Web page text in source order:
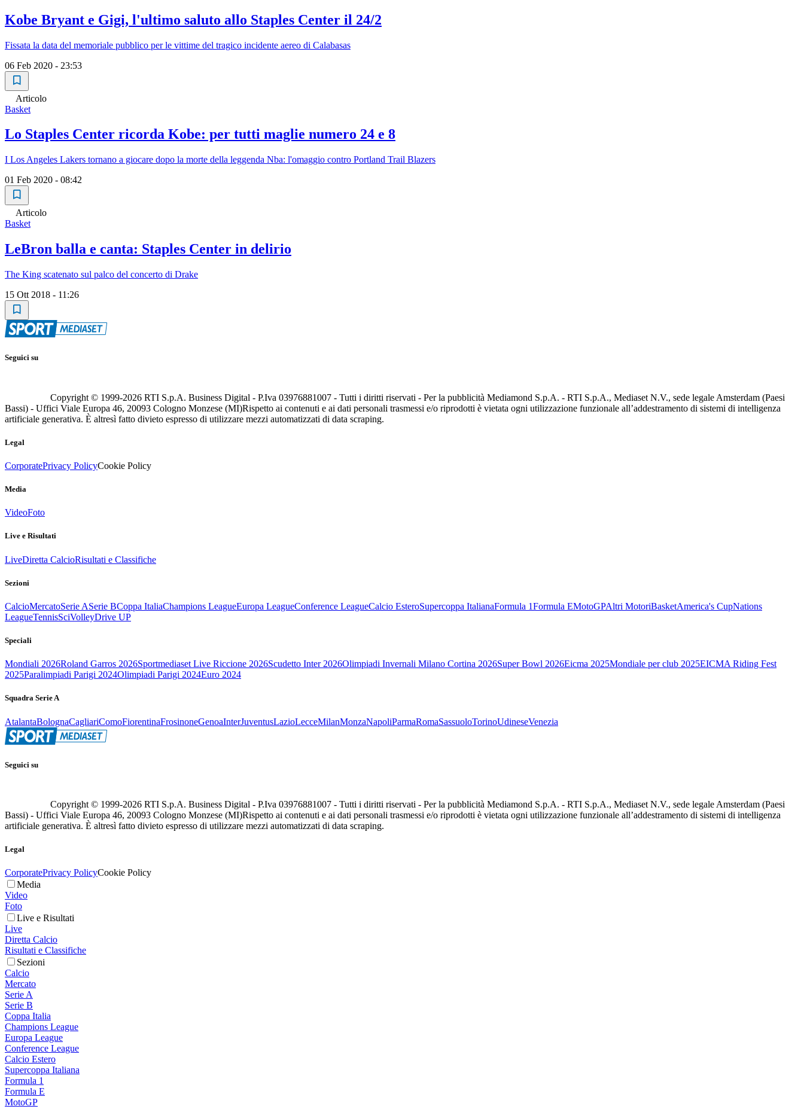
Kobe Bryant e Gigi, l'ultimo saluto allo Staples Center il 24/2
Fissata la data del memoriale pubblico per le vittime del tragico incidente aereo di Calabasas
06 Feb 2020 - 23:53
Articolo
Basket
Lo Staples Center ricorda Kobe: per tutti maglie numero 24 e 8
I Los Angeles Lakers tornano a giocare dopo la morte della leggenda Nba: l'omaggio contro Portland Trail Blazers
01 Feb 2020 - 08:42
Articolo
Basket
LeBron balla e canta: Staples Center in delirio
The King scatenato sul palco del concerto di Drake
15 Ott 2018 - 11:26
Seguici su
Copyright © 1999-2026 RTI S.p.A. Business Digital - P.Iva 03976881007 - Tutti i diritti riservati - Per la pubblicità Mediamond S.p.A. - RTI S.p.A., Mediaset N.V., sede legale Amsterdam (Paesi
Bassi) - Uffici Viale Europa 46, 20093 Cologno Monzese (MI)Rispetto ai contenuti e ai dati personali trasmessi e/o riprodotti è vietata ogni utilizzazione funzionale all’addestramento di sistemi di intelligenza
artificiale generativa. È altresì fatto divieto espresso di utilizzare mezzi automatizzati di data scraping.
Legal
CorporatePrivacy PolicyCookie Policy
Media
VideoFoto
Live e Risultati
LiveDiretta CalcioRisultati e Classifiche
Sezioni
CalcioMercatoSerie ASerie BCoppa ItaliaChampions LeagueEuropa LeagueConference LeagueCalcio EsteroSupercoppa ItalianaFormula 1Formula EMotoGPAltri MotoriBasketAmerica's CupNations
LeagueTennisSciVolleyDrive UP
Speciali
Mondiali 2026Roland Garros 2026Sportmediaset Live Riccione 2026Scudetto Inter 2026Olimpiadi Invernali Milano Cortina 2026Super Bowl 2026Eicma 2025Mondiale per club 2025EICMA Riding Fest
2025Paralimpiadi Parigi 2024Olimpiadi Parigi 2024Euro 2024
Squadra Serie A
AtalantaBolognaCagliariComoFiorentinaFrosinoneGenoaInterJuventusLazioLecceMilanMonzaNapoliParmaRomaSassuoloTorinoUdineseVenezia
Seguici su
Copyright © 1999-2026 RTI S.p.A. Business Digital - P.Iva 03976881007 - Tutti i diritti riservati - Per la pubblicità Mediamond S.p.A. - RTI S.p.A., Mediaset N.V., sede legale Amsterdam (Paesi
Bassi) - Uffici Viale Europa 46, 20093 Cologno Monzese (MI)Rispetto ai contenuti e ai dati personali trasmessi e/o riprodotti è vietata ogni utilizzazione funzionale all’addestramento di sistemi di intelligenza
artificiale generativa. È altresì fatto divieto espresso di utilizzare mezzi automatizzati di data scraping.
Legal
CorporatePrivacy PolicyCookie Policy
Media
Video
Foto
Live e Risultati
Live
Diretta Calcio
Risultati e Classifiche
Sezioni
Calcio
Mercato
Serie A
Serie B
Coppa Italia
Champions League
Europa League
Conference League
Calcio Estero
Supercoppa Italiana
Formula 1
Formula E
MotoGP